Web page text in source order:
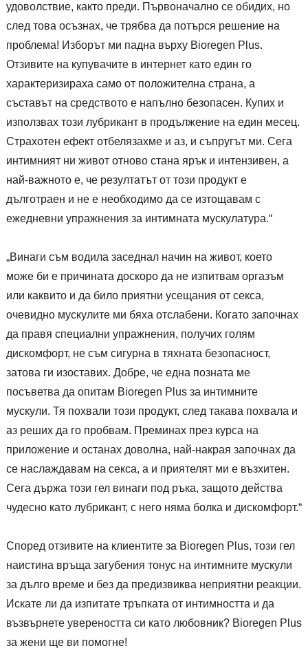
удоволствие, както преди. Първоначално се обидих, но
след това осъзнах, че трябва да потърся решение на
проблема! Изборът ми падна върху Bioregen Plus.
Отзивите на купувачите в интернет като един го
характеризираха само от положителна страна, а
съставът на средството е напълно безопасен. Купих и
използвах този лубрикант в продължение на един месец.
Страхотен ефект отбелязахме и аз, и съпругът ми. Сега
интимният ни живот отново стана ярък и интензивен, а
най-важното е, че резултатът от този продукт е
дълготраен и не е необходимо да се изтощавам с
ежедневни упражнения за интимната мускулатура.“
„Винаги съм водила заседнал начин на живот, което
може би е причината доскоро да не изпитвам оргазъм
или каквито и да било приятни усещания от секса,
очевидно мускулите ми бяха отслабени. Когато започнах
да правя специални упражнения, получих голям
дискомфорт, не съм сигурна в тяхната безопасност,
затова ги изоставих. Добре, че една позната ме
посъветва да опитам Bioregen Plus за интимните
мускули. Тя похвали този продукт, след такава похвала и
аз реших да го пробвам. Преминах през курса на
приложение и останах доволна, най-накрая започнах да
се наслаждавам на секса, а и приятелят ми е възхитен.
Сега държа този гел винаги под ръка, защото действа
чудесно като лубрикант, с него няма болка и дискомфорт.“
Според отзивите на клиентите за Bioregen Plus, този гел
наистина връща загубения тонус на интимните мускули
за дълго време и без да предизвиква неприятни реакции.
Искате ли да изпитате тръпката от интимността и да
възвърнете увереността си като любовник? Bioregen Plus
за жени ще ви помогне!